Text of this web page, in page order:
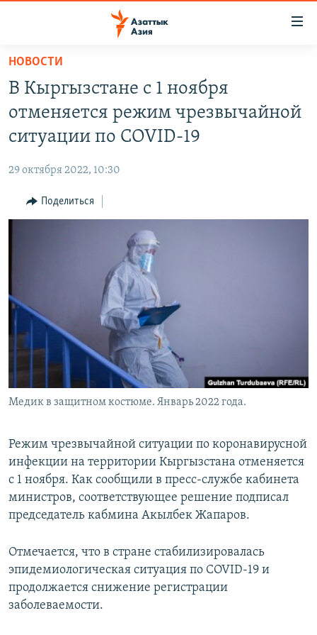
Вернуться
основному
содержанию
главной
навигации
Вернутся
КАЗАХСТАН
ТАДЖИКИСТАН
НОВОСТИ
ВОЙНА В УКРАИНЕ
ҚАЗАҚША
КЫРГЫЗЧА
НОВОСТИ
В Кыргызстане с 1 ноября
отменяется режим чрезвычайной
ситуации по COVID-19
29 октября 2022, 10:30
Поделиться
Медик в защитном костюме. Январь 2022 года.
Режим чрезвычайной ситуации по коронавирусной
инфекции на территории Кыргызстана отменяется
с 1 ноября. Как сообщили в пресс-службе кабинета
министров, соответствующее решение подписал
председатель кабмина Акылбек Жапаров.
Отмечается, что в стране стабилизировалась
эпидемиологическая ситуация по COVID-19 и
продолжается снижение регистрации
заболеваемости.